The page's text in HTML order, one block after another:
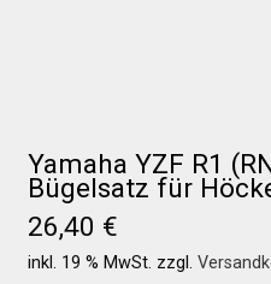
Test Startseite
Über uns
Yamaha YZF R1
Bügelsatz für
26,40 €
inkl. 19 % MwSt. zzgl.